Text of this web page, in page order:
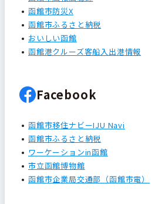
函館市防災X
函館市ふるさと納税
おいしい函館
函館港クルーズ客船入出港情報
Facebook
函館市移住ナビーIJU Navi
函館市ふるさと納税
ワーケーションin函館
市立函館博物館
函館市企業局交通部（函館市電）